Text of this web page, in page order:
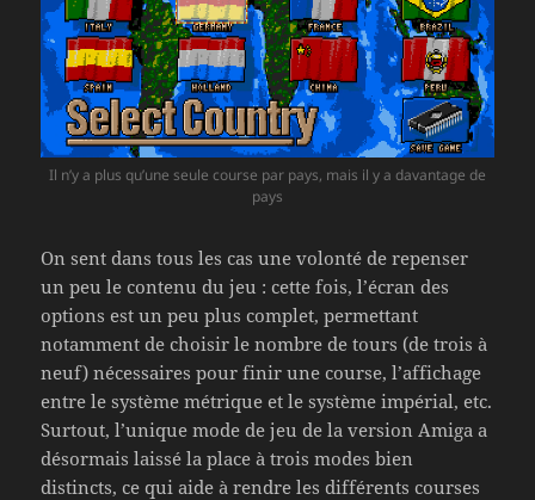
Il n’y a plus qu’une seule course par pays, mais il y a davantage de
pays
On sent dans tous les cas une volonté de repenser
un peu le contenu du jeu : cette fois, l’écran des
options est un peu plus complet, permettant
notamment de choisir le nombre de tours (de trois à
neuf) nécessaires pour finir une course, l’affichage
entre le système métrique et le système impérial, etc.
Surtout, l’unique mode de jeu de la version Amiga a
désormais laissé la place à trois modes bien
distincts, ce qui aide à rendre les différents courses